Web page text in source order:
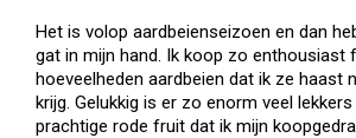
Het is volop aardbeienseizoen en dan
gat in mijn hand. Ik koop zo enthousiast
hoeveelheden aardbeien dat ik ze haast
krijg. Gelukkig is er zo enorm veel
prachtige rode fruit dat ik mijn